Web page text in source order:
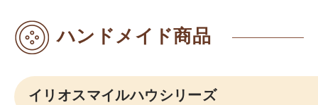
ハンドメイド商品
イリオスマイルハウシリーズ